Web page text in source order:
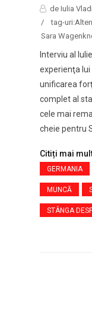
de Iulia
/
tag-uri:
Sara
Interviu al
experienţa
unificarea
complet al
cele mai
cheie pentru
Citiți mai
GERMANIA
MUNCĂ
STÂNGA